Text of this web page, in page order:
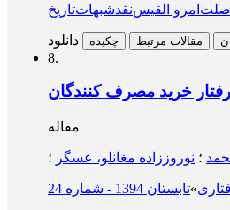
صلت امرو القیسنقدشبهاتتاریخ
دانلود چکیده مقالات مرتبط
8.
رفتار خرید مصرف کنندگان
مقاله
؛ نوروززاده مغانلو، عسگر ؛
»تابستان 1394 - شماره 24